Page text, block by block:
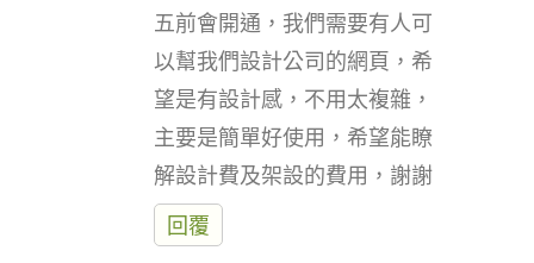
五前會開通，我們需要有人可
以幫我們設計公司的網頁，希
望是有設計感，不用太複雜，
主要是簡單好使用，希望能瞭
解設計費及架設的費用，謝謝
回覆